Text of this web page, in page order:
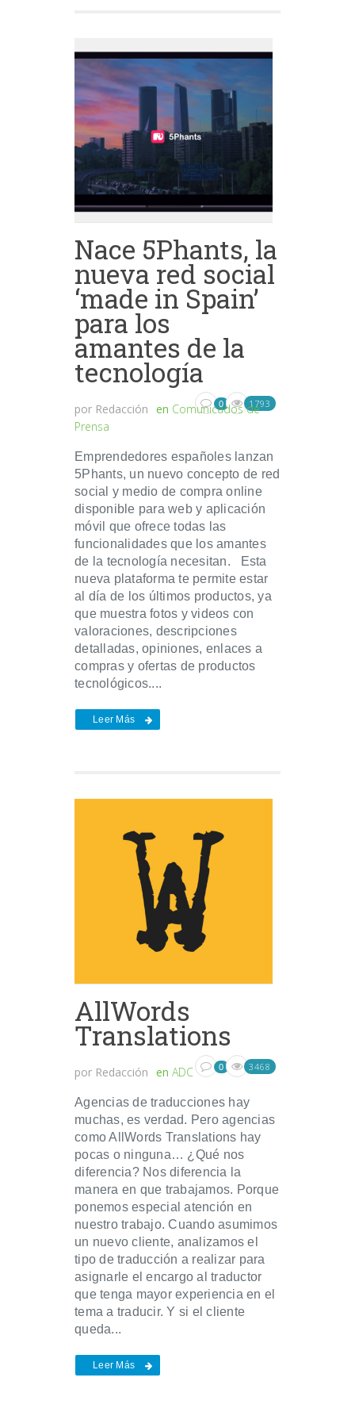
Nace 5Phants, la
nueva red social
‘made in Spain’
para los
amantes de la
tecnología
por Redacción en Comunicados de
Prensa
0 1793
Emprendedores españoles lanzan
5Phants, un nuevo concepto de red
social y medio de compra online
disponible para web y aplicación
móvil que ofrece todas las
funcionalidades que los amantes
de la tecnología necesitan. Esta
nueva plataforma te permite estar
al día de los últimos productos, ya
que muestra fotos y videos con
valoraciones, descripciones
detalladas, opiniones, enlaces a
compras y ofertas de productos
tecnológicos....
Leer Más
AllWords
Translations
por Redacción en ADC 0 3468
Agencias de traducciones hay
muchas, es verdad. Pero agencias
como AllWords Translations hay
pocas o ninguna… ¿Qué nos
diferencia? Nos diferencia la
manera en que trabajamos. Porque
ponemos especial atención en
nuestro trabajo. Cuando asumimos
un nuevo cliente, analizamos el
tipo de traducción a realizar para
asignarle el encargo al traductor
que tenga mayor experiencia en el
tema a traducir. Y si el cliente
queda...
Leer Más